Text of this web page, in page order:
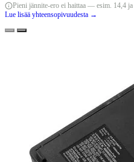
Pieni jännite-ero ei haittaa — esim. 14,4
Lue lisää yhteensopivuudesta →